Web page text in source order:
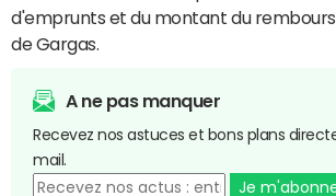
d'emprunts et du montant du
de Gargas.
A ne pas manquer
Recevez nos astuces et bons plans
mail.
Je